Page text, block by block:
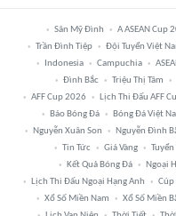
Sân Mỹ Đình A ASEAN Cup
Trần Đình Tiệp
Đội Tuyển Việt
Indonesia
Campuchia
Đình Bắc
Triệu Thị Tâm
AFF Cup 2026
Lịch Thi Đấu AFF
Báo Bóng Đá
Bóng Đá Việt
Nguyễn Xuân Son
Nguyễn Đình
Tin Tức
Giá Vàng
Kết Quả Bóng Đá
Ngoại
Lịch Thi Đấu Ngoại Hạng Anh
Cúp
Xổ Số Miền Nam
Xổ Số Miền